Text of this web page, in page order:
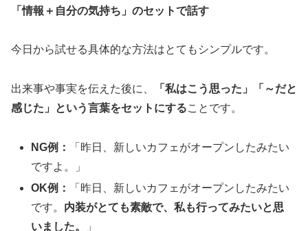
「情報＋自分の気持ち」のセットで話す
今日から試せる具体的な方法はとてもシンプルです。
出来事や事実を伝えた後に、
「私はこう思った」「～だと
感じた」という言葉をセットにすることです。
NG例：
「昨日、新しいカフェがオープンしたみたい
ですよ。」
OK例：
「昨日、新しいカフェがオープンしたみたい
です。 内装がとても素敵で、私も行ってみたいと思
いました。
」